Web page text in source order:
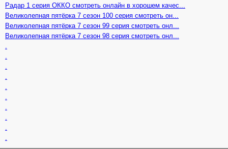
Радар 1 серия ОККО смотреть онлайн в хорошем качес...
Великолепная пятёрка 7 сезон 100 серия смотреть он...
Великолепная пятёрка 7 сезон 99 серия смотреть онл...
Великолепная пятёрка 7 сезон 98 серия смотреть онл...
.
.
.
.
.
.
.
.
.
.